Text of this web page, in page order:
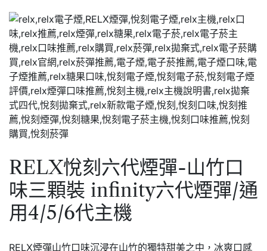
RELX悅刻六代煙彈-山竹口
味三顆裝 infinity六代煙彈/通
用4/5/6代主機
RELX煙彈山竹口味沉浸在山竹的獨特甜美之中，冰爽口感